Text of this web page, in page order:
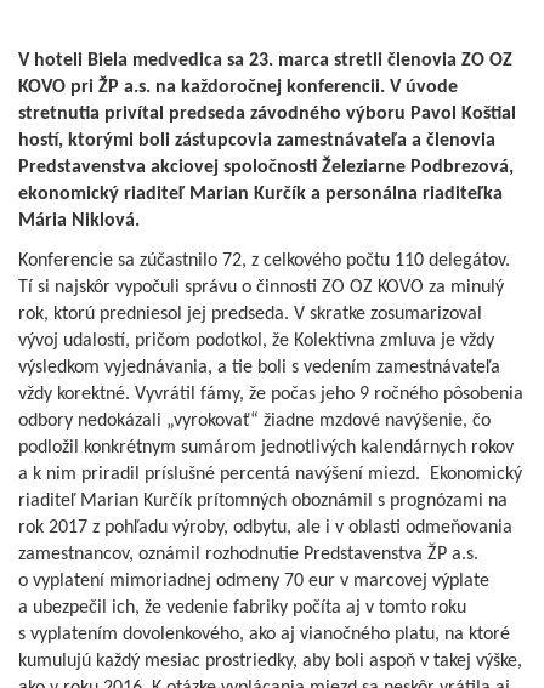
V hoteli Biela medvedica sa 23. marca stretli členovia ZO OZ
KOVO pri ŽP a.s. na každoročnej konferencii. V úvode
stretnutia privítal predseda závodného výboru Pavol Koštial
hostí, ktorými boli zástupcovia zamestnávateľa a členovia
Predstavenstva akciovej spoločnosti Železiarne Podbrezová,
ekonomický riaditeľ Marian Kurčík a personálna riaditeľka
Mária Niklová.
Konferencie sa zúčastnilo 72, z celkového počtu 110 delegátov.
Tí si najskôr vypočuli správu o činnosti ZO OZ KOVO za minulý
rok, ktorú predniesol jej predseda. V skratke zosumarizoval
vývoj udalostí, pričom podotkol, že Kolektívna zmluva je vždy
výsledkom vyjednávania, a tie boli s vedením zamestnávateľa
vždy korektné. Vyvrátil fámy, že počas jeho 9 ročného pôsobenia
odbory nedokázali „vyrokovať“ žiadne mzdové navýšenie, čo
podložil konkrétnym sumárom jednotlivých kalendárnych rokov
a k nim priradil príslušné percentá navýšení miezd. Ekonomický
riaditeľ Marian Kurčík prítomných oboznámil s prognózami na
rok 2017 z pohľadu výroby, odbytu, ale i v oblasti odmeňovania
zamestnancov, oznámil rozhodnutie Predstavenstva ŽP a.s.
o vyplatení mimoriadnej odmeny 70 eur v marcovej výplate
a ubezpečil ich, že vedenie fabriky počíta aj v tomto roku
s vyplatením dovolenkového, ako aj vianočného platu, na ktoré
kumulujú každý mesiac prostriedky, aby boli aspoň v takej výške,